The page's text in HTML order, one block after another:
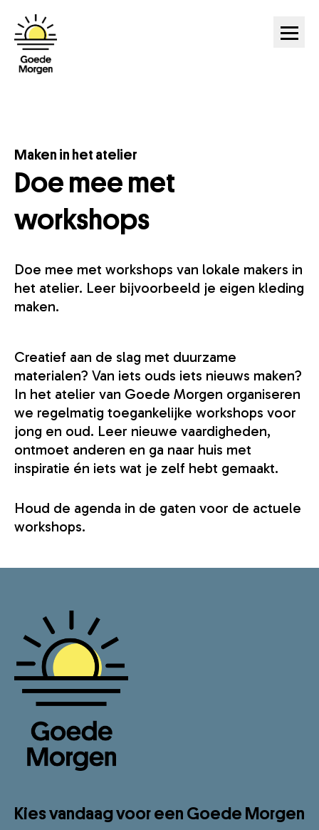
Ga naar hoofdinhoud
Doe mee met
workshops
Maken in het atelier
Doe mee met workshops van lokale makers in
het atelier. Leer bijvoorbeeld je eigen kleding
maken.
Creatief aan de slag met duurzame
materialen? Van iets ouds iets nieuws maken?
In het atelier van Goede Morgen organiseren
we regelmatig toegankelijke workshops voor
jong en oud. Leer nieuwe vaardigheden,
ontmoet anderen en ga naar huis met
inspiratie én iets wat je zelf hebt gemaakt.
Houd de agenda in de gaten voor de actuele
workshops.
Kies vandaag voor een Goede Morgen